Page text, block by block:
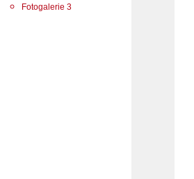
Fotogalerie 3